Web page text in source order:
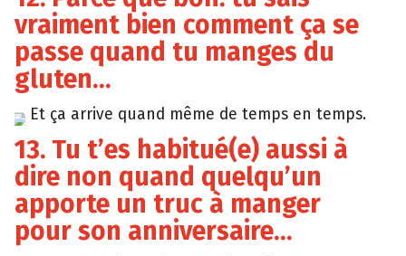
vraiment bien comment ça se
passe quand tu manges du
gluten…
Tumblr
Et ça arrive quand même de temps en temps.
13. Tu t’es habitué(e) aussi à
dire non quand quelqu’un
apporte un truc à manger
pour son anniversaire…